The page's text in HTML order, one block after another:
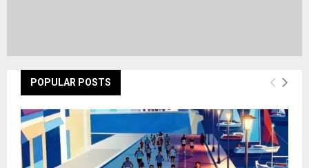
POPULAR POSTS